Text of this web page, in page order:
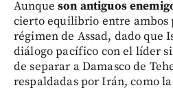
Aunqueson antiguos
cierto equilibrio entre ambos
régimen de Assad, dado que
diálogo pacífico con el líder
de separar a Damasco de
respaldadas por Irán, como